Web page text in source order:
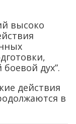
высоко
дух”.
действия
в